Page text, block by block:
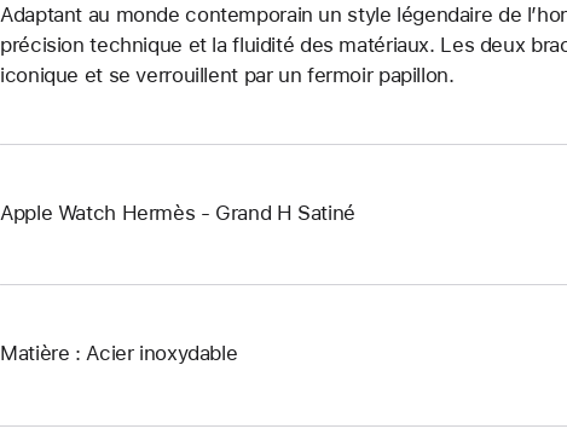
Adaptant au monde contemporain un style légendaire de
précision technique et la fluidité des matériaux. Les deux
iconique et se verrouillent par un fermoir papillon.
Apple Watch Hermès - Grand H Satiné
Matière : Acier inoxydable